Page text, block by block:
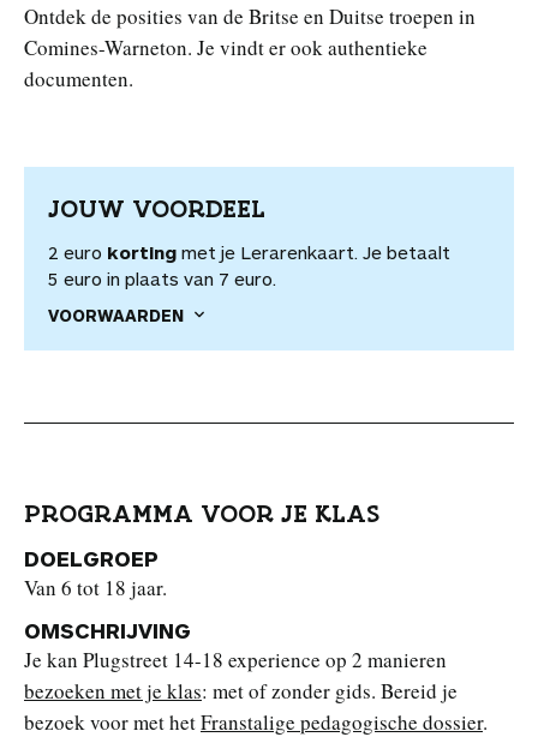
Ontdek de posities van de Britse en Duitse troepen in
Comines-Warneton. Je vindt er ook authentieke
documenten.
JOUW VOORDEEL
2 euro korting met je Lerarenkaart. Je betaalt
5 euro in plaats van 7 euro.
VOORWAARDEN
PROGRAMMA VOOR JE KLAS
DOELGROEP
Van 6 tot 18 jaar.
OMSCHRIJVING
Je kan Plugstreet 14-18 experience op 2 manieren
bezoeken met je klas: met of zonder gids. Bereid je
bezoek voor met hetFranstalige pedagogische dossier.